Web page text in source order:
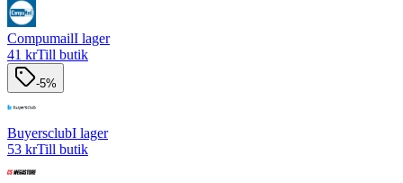
CompumailI lager
41 krTill butik
-5%
BuyersclubI lager
53 krTill butik